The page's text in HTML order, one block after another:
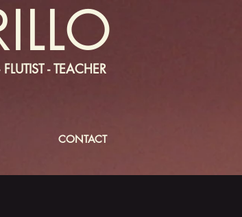
- TEACHER
CONTACT